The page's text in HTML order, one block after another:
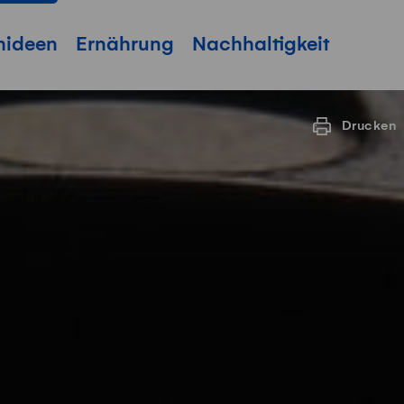
Ernährung Nachhaltigkeit
Drucken